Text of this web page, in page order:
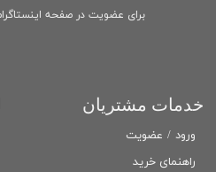
راهنمای خرید
خدمات مشتریان
برای عضویت در صفحه
ورود / عضویت